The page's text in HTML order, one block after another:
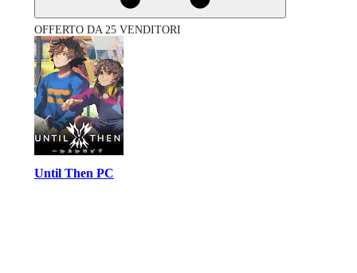
OFFERTO DA 25 VENDITORI
Until Then PC